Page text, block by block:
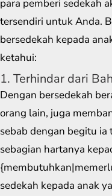
para pemberi sedekah
tersendiri untuk Anda.
bersedekah kepada
ketahui:
1. Terhindar dari
Dengan bersedekah
orang lain, juga
sebab dengan begitu
sebagian hartanya
sedekah kepada anak